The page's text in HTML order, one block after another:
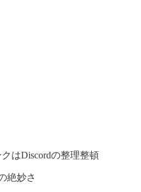
はDiscordの整理整頓
絶妙さ